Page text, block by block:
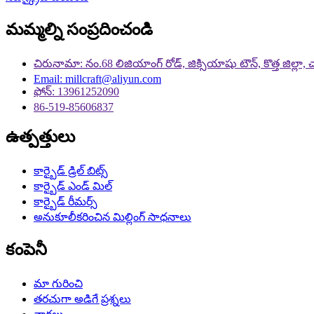
మమ్మల్ని సంప్రదించండి
చిరునామా: నం.68 లిజియాంగ్ రోడ్, జిక్సియాషు టౌన్, కొత్త
Email: millcraft@aliyun.com
ఫోన్: 13961252090
86-519-85606837
ఉత్పత్తులు
కార్బైడ్ డ్రిల్ బిట్స్
కార్బైడ్ ఎండ్ మిల్
కార్బైడ్ రీమర్స్
అనుకూలీకరించిన మిల్లింగ్ సాధనాలు
కంపెనీ
మా గురించి
తరచుగా అడిగే ప్రశ్నలు